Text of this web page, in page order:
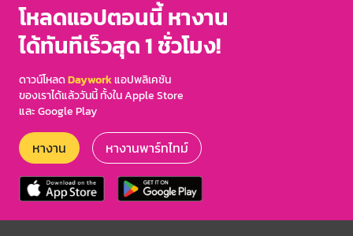
โหลดแอปตอนนี้ หางาน
ได้ทันทีเร็วสุด 1 ชั่วโมง!
ดาวน์โหลดDayworkแอปพลิเคชัน
ของเราได้แล้ววันนี้ ทั้งใน Apple Store
และ Google Play
หางาน หางานพาร์ทไทม์